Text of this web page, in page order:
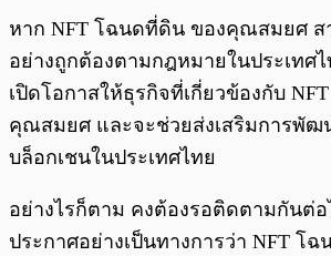
หาก NFT โฉนดที่ดิน ของคุณสมยศ ส
อย่างถูกต้องตามกฎหมายในประเทศ
เปิดโอกาสให้ธุรกิจที่เกี่ยวข้องกับ
คุณสมยศ และจะช่วยส่งเสริมการพัฒ
บล็อกเชนในประเทศไทย
อย่างไรก็ตาม คงต้องรอติดตามกันต่อ
ประกาศอย่างเป็นทางการว่า NFT โ